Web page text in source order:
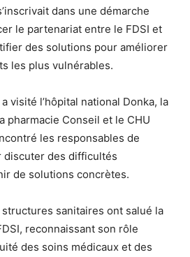
dans une démarche
le partenariat entre le FDSI et
des solutions pour améliorer
les plus vulnérables.
visité l’hôpital national Donka, la
pharmacie Conseil et le CHU
les responsables de
discuter des difficultés
de solutions concrètes.
sanitaires ont salué la
reconnaissant son rôle
des soins médicaux et des